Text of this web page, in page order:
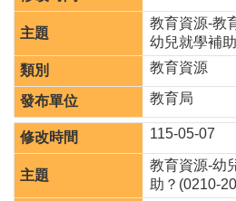
學
習
源
進
階
搜
尋
教育資源-教
幼兒就學補助
教育資源
教育局
115-05-07
教育資源-幼
助？(0210-